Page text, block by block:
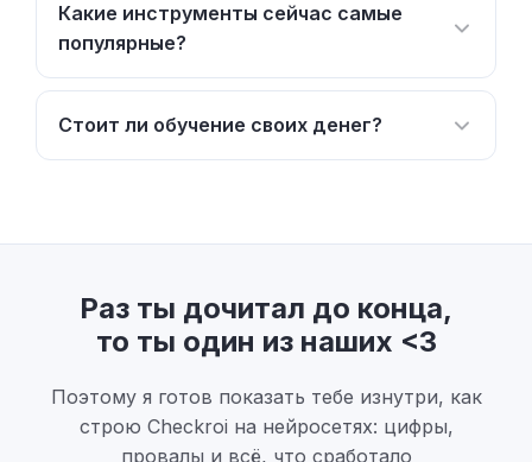
Какие инструменты сейчас самые
популярные?
Стоит ли обучение своих денег?
Раз ты дочитал до конца,
то ты один из наших <3
Поэтому я готов показать тебе изнутри, как
строю Checkroi на нейросетях: цифры,
провалы и всё, что сработало